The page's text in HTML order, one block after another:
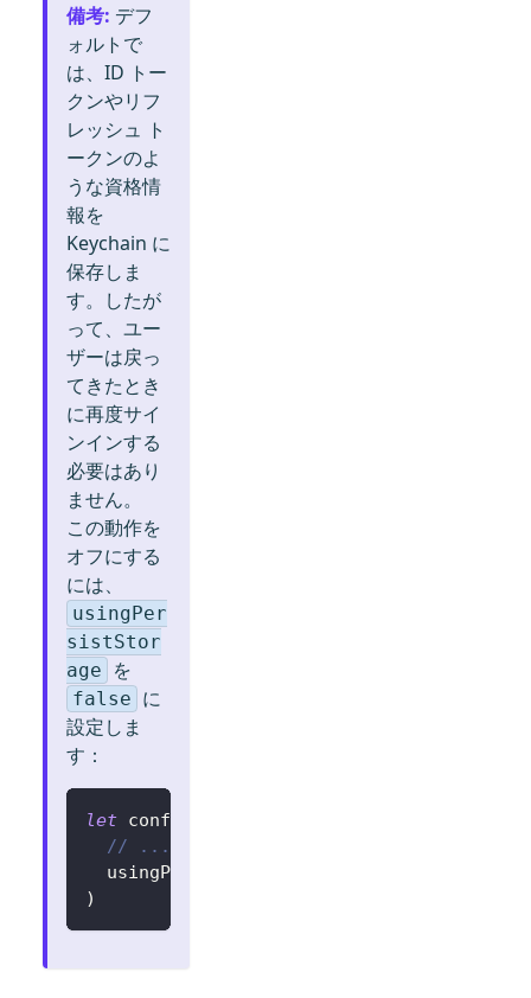
備考: デフ
ォルトで
は、ID トー
クンやリフ
レッシュ ト
ークンのよ
うな資格情
報を
Keychain に
保存しま
す。したが
って、ユー
ザーは戻っ
てきたとき
に再度サイ
ンインする
必要はあり
ません。
この動作を
オフにする
には、
usingPer
sistStor
age
を
false に
設定しま
す：
let config
// ...
  usingPersistStorage
)